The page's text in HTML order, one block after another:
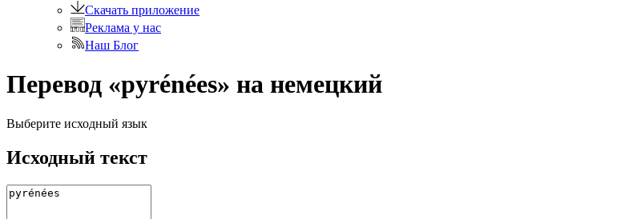
Скачать приложение
Реклама у нас
Наш Блог
Перевод «pyrénées» на немецкий
Выберите исходный язык
Исходный текст